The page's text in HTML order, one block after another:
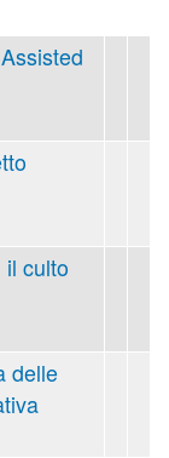
il culto
delle